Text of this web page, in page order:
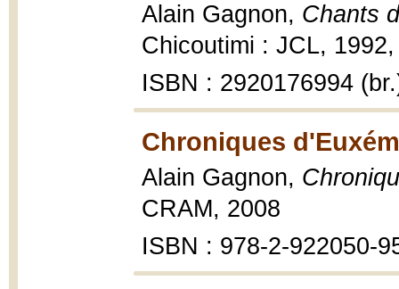
Alain Gagnon, Chants
Chicoutimi : JCL,
ISBN : 2920176994
Chroniques
Alain Gagnon,
CRAM, 2008
ISBN : 978-2-922050-